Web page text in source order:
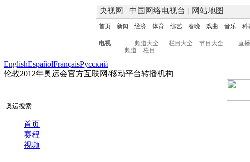
央视网 | 中国网络电视台 | 网站地图
首页 新闻 经济 体育 综艺 春晚 戏曲 音乐 科
电视 频道大全 栏目大全 节目大全 直
频道
栏目
EnglishEspañolFrançaisPусский
伦敦2012年奥运会官方互联网/移动平台转播机构
首页
赛程
视频